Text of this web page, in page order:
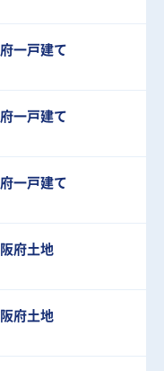
一戸建て
一戸建て
一戸建て
府土地
府土地